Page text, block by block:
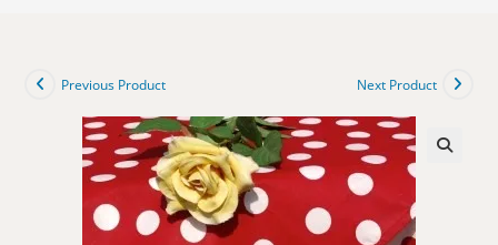
Previous Product Next Product